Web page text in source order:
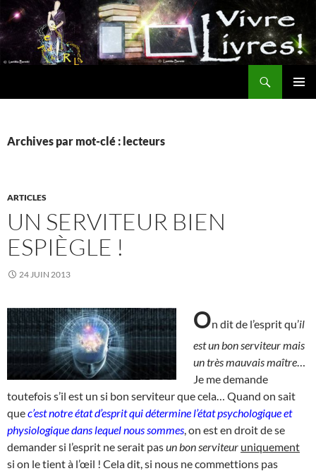
Aller
au
contenu
Archives par mot-clé : lecteurs
ARTICLES
UN SERVITEUR BIEN
ESPIÈGLE !
24 JUIN 2013
On dit de l’esprit qu’il
est un bon serviteur mais
un très mauvais maître
Je me demande
toutefois s’il est un si bon serviteur que cela… Quand on sait
quec’est notre état d’esprit qui détermine l’état psychologique et
physiologique dans lequel nous sommes , on est en droit de se
demander si l’esprit ne serait pasun bon serviteur uniquement
si on le tient à l’œil ! Cela dit, si nous ne commettions pas